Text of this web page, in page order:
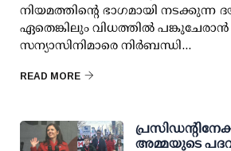
നിയമത്തിന്റെ ഭാഗമായി നടക്കുന്ന
ഏതെങ്കിലും വിധത്തിൽ
സന്യാസിനിമാരെ നിർബന്ധി...
READ MORE
അമ്മയുടെ